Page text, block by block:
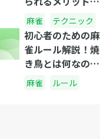
てなに？カンする
べきタイミング
は？
麻雀 テクニック
初心者のための麻
雀ルール解説！焼
き鳥とは何なの
か？
麻雀 ルール